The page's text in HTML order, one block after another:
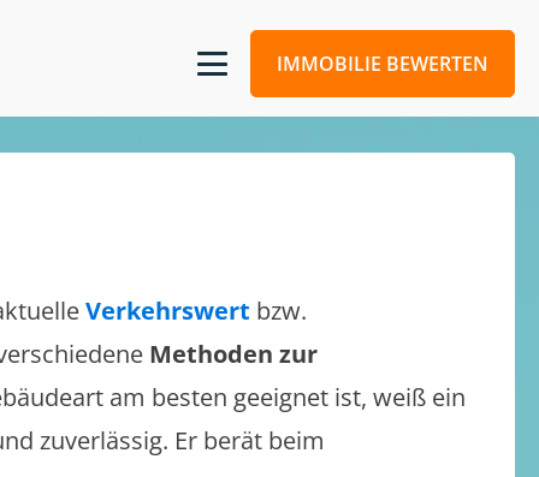
IMMOBILIE BEWERTEN
Verkehrswert bzw.
Methoden zur
am besten geeignet ist, weiß ein
zuverlässig. Er berät beim